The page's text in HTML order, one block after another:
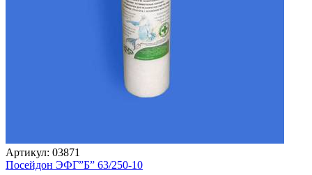
Артикул: 03871
Посейдон ЭФГ”Б” 63/250-10